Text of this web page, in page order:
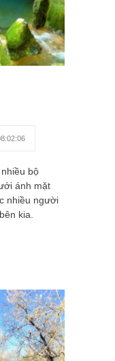
bộ
ánh mặt
nhiều người
kia.